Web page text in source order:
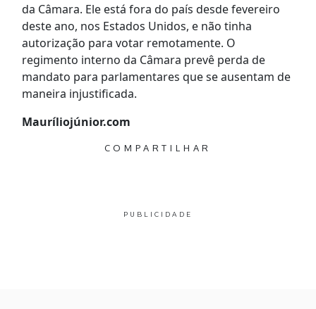
da Câmara. Ele está fora do país desde fevereiro
deste ano, nos Estados Unidos, e não tinha
autorização para votar remotamente. O
regimento interno da Câmara prevê perda de
mandato para parlamentares que se ausentam de
maneira injustificada.
Mauríliojúnior.com
COMPARTILHAR
PUBLICIDADE